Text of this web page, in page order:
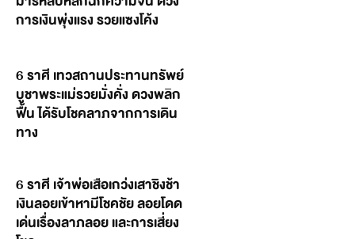
การเงินพุ่งแรง รวยแซงโค้ง
6 ราศี เทวสถานประทานทรัพย์
บูชาพระแม่รวยมั่งคั่ง ดวงพลิก
ฟื้น ได้รับโชคลาภจากการเดิน
ทาง
6 ราศี เจ้าพ่อเสือเกว่งเสาชิงช้า
เงินลอยเข้าหามีโชคชัย ลอยโดด
เด่นเรื่องลาภลอย และการเสี่ยง